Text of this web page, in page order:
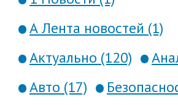
А Лента новостей (1)
Актуально (120)
Авто (17)